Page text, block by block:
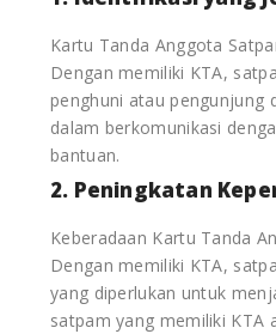
Kartu Tanda Anggota
Dengan memiliki KTA,
penghuni atau pengunjung
dalam berkomunikasi
bantuan.
2. Peningkatan
Keberadaan Kartu Tanda
Dengan memiliki KTA,
yang diperlukan untuk
satpam yang memiliki KTA